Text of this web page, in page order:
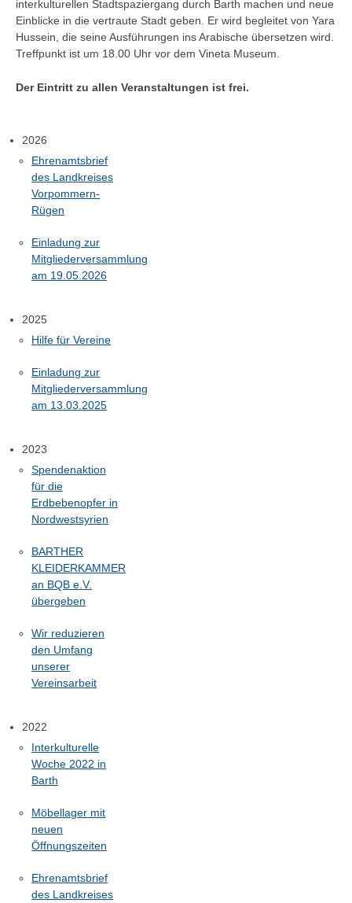
interkulturellen Stadtspaziergang durch Barth machen und neue
Einblicke in die vertraute Stadt geben. Er wird begleitet von Yara
Hussein, die seine Ausführungen ins Arabische übersetzen wird.
Treffpunkt ist um 18.00 Uhr vor dem Vineta Museum.
Der Eintritt zu allen Veranstaltungen ist frei.
2026
Ehrenamtsbrief
des Landkreises
Vorpommern-
Rügen
Einladung zur
Mitgliederversammlung
am 19.05.2026
2025
Hilfe für Vereine
Einladung zur
Mitgliederversammlung
am 13.03.2025
2023
Spendenaktion
für die
Erdbebenopfer in
Nordwestsyrien
BARTHER
KLEIDERKAMMER
an BQB e.V.
übergeben
Wir reduzieren
den Umfang
unserer
Vereinsarbeit
2022
Interkulturelle
Woche 2022 in
Barth
Möbellager mit
neuen
Öffnungszeiten
Ehrenamtsbrief
des Landkreises